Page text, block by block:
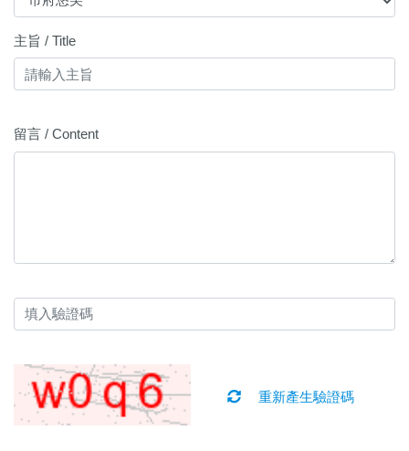
主旨 / Title
留言 / Content
重新產生驗證碼